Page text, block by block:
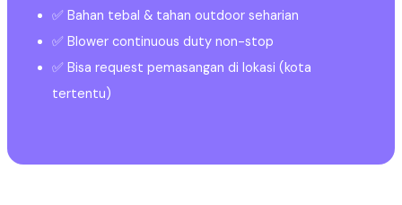
✅ Bahan tebal & tahan outdoor seharian
✅ Blower continuous duty non-stop
✅ Bisa request pemasangan di lokasi (kota
tertentu)